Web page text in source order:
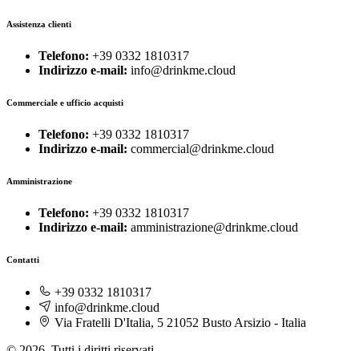
Assistenza clienti
Telefono: +39 0332 1810317
Indirizzo e-mail: info@drinkme.cloud
Commerciale e ufficio acquisti
Telefono: +39 0332 1810317
Indirizzo e-mail: commercial@drinkme.cloud
Amministrazione
Telefono: +39 0332 1810317
Indirizzo e-mail: amministrazione@drinkme.cloud
Contatti
+39 0332 1810317
info@drinkme.cloud
Via Fratelli D'Italia, 5 21052 Busto Arsizio - Italia